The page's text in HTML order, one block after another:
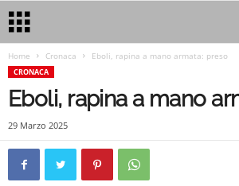
Home Cronaca Eboli, rapina a mano armata: preso
CRONACA
Eboli, rapina a mano
29 Marzo 2025